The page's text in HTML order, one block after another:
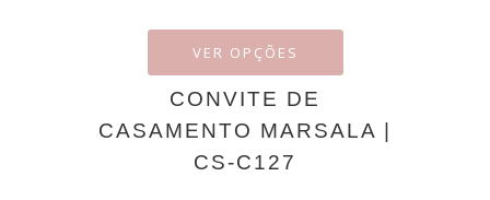
VER OPÇÕES
CONVITE DE
CASAMENTO MARSALA |
CS-C127